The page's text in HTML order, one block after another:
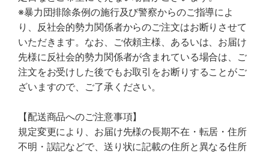
※暴力団排除条例の施行及び警察からのご指導によ
り、反社会的勢力関係者からのご注文はお断りさせて
いただきます。なお、ご依頼主様、あるいは、お届け
先様に反社会的勢力関係者が含まれている場合は、ご
注文をお受けした後でもお取引をお断りすることがご
ざいますので、ご了承ください。
【配送商品へのご注意事項】
規定変更により、お届け先様の長期不在・転居・住所
不明・誤記などで、送り状に記載の住所と異なる住所